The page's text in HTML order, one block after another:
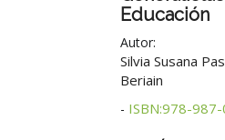
Educación
Autor:
Silvia Susana
Beriain
- ISBN:978-